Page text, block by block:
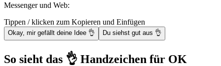
Messenger und Web:
Tippen / klicken zum Kopieren und Einfügen
Okay, mir gefällt deine Idee 👌 Du siehst gut aus 👌
So sieht das 👌 Handzeichen für OK